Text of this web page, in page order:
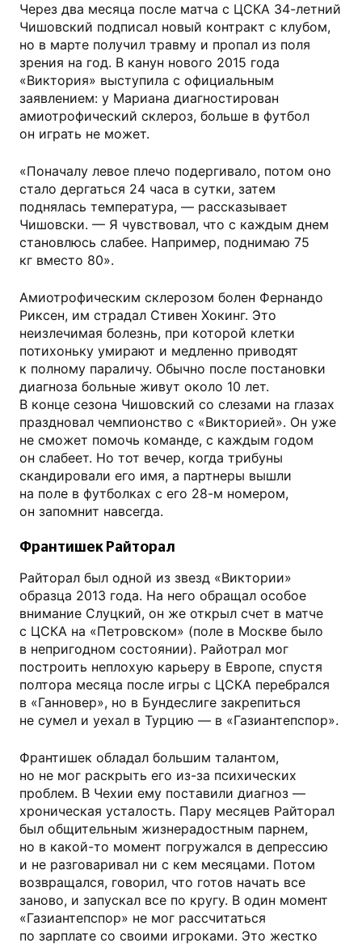
Через два месяца после матча с ЦСКА 34-летний
Чишовский подписал новый контракт с клубом,
но в марте получил травму и пропал из поля
зрения на год. В канун нового 2015 года
«Виктория» выступила с официальным
заявлением: у Мариана диагностирован
амиотрофический склероз, больше в футбол
он играть не может.
«Поначалу левое плечо подергивало, потом оно
стало дергаться 24 часа в сутки, затем
поднялась температура, — рассказывает
Чишовски. — Я чувствовал, что с каждым днем
становлюсь слабее. Например, поднимаю 75
кг вместо 80».
Амиотрофическим склерозом болен Фернандо
Риксен, им страдал Стивен Хокинг. Это
неизлечимая болезнь, при которой клетки
потихоньку умирают и медленно приводят
к полному параличу. Обычно после постановки
диагноза больные живут около 10 лет.
В конце сезона Чишовский со слезами на глазах
праздновал чемпионство с «Викторией». Он уже
не сможет помочь команде, с каждым годом
он слабеет. Но тот вечер, когда трибуны
скандировали его имя, а партнеры вышли
на поле в футболках с его 28-м номером,
он запомнит навсегда.
Франтишек Райторал
Райторал был одной из звезд «Виктории»
образца 2013 года. На него обращал особое
внимание Слуцкий, он же открыл счет в матче
с ЦСКА на «Петровском» (поле в Москве было
в непригодном состоянии). Райотрал мог
построить неплохую карьеру в Европе, спустя
полтора месяца после игры с ЦСКА перебрался
в «Ганновер», но в Бундеслиге закрепиться
не сумел и уехал в Турцию — в «Газиантепспор».
Франтишек обладал большим талантом,
но не мог раскрыть его из-за психических
проблем. В Чехии ему поставили диагноз —
хроническая усталость. Пару месяцев Райторал
был общительным жизнерадостным парнем,
но в какой-то момент погружался в депрессию
и не разговаривал ни с кем месяцами. Потом
возвращался, говорил, что готов начать все
заново, и запускал все по кругу. В один момент
«Газиантепспор» не мог рассчитаться
по зарплате со своими игроками. Это жестко